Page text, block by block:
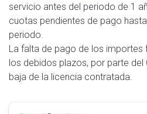
servicio antes del periodo de 1
cuotas pendientes de pago
periodo.
La falta de pago de los importes
los debidos plazos, por parte del
baja de la licencia contratada.